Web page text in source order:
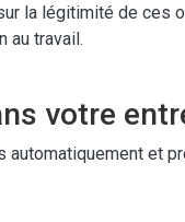
la légitimité de ces
au travail.
votre
et